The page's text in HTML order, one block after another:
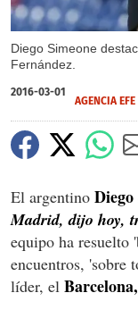
Diego Simeone
Fernández.
2016-03-01
AGENCIA EFE
El argentino Diego
Madrid, dijo hoy,
equipo ha resuelto
encuentros, 'sobre
líder, el Barcelona,